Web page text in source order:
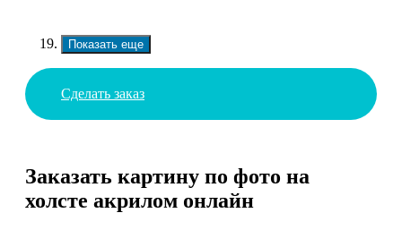
Показать еще
Сделать заказ
Заказать картину по фото на
холсте акрилом онлайн